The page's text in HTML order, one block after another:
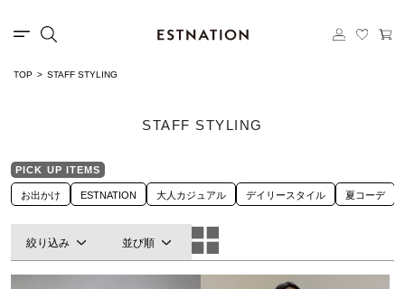
TOP STAFF STYLING
STAFF STYLING
PICK UP ITEMS
お出かけ ESTNATION 大人カジュアル デイリースタイル 夏コーデ
絞り込み 並び順